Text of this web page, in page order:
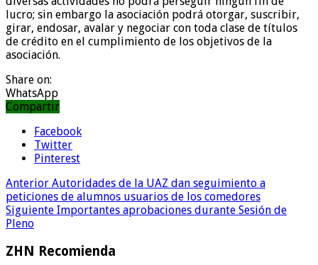
lucro; sin embargo la asociación podrá otorgar, suscribir,
girar, endosar, avalar y negociar con toda clase de títulos
de crédito en el cumplimiento de los objetivos de la
asociación.
Share on:
WhatsApp
Compartir
Facebook
Twitter
Pinterest
Anterior Autoridades de la UAZ dan seguimiento a
peticiones de alumnos usuarios de los comedores
Siguiente Importantes aprobaciones durante Sesión de
Pleno
ZHN Recomienda